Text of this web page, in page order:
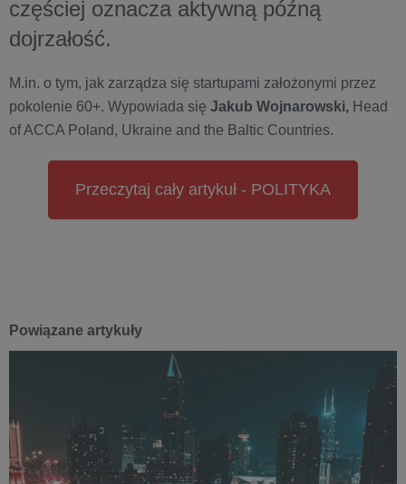
częściej oznacza aktywną późną
dojrzałość.
M.in. o tym, jak zarządza się startupami założonymi przez
pokolenie 60+. Wypowiada się Jakub Wojnarowski, Head
of ACCA Poland, Ukraine and the Baltic Countries.
Przeczytaj cały artykuł - POLITYKA
Powiązane artykuły